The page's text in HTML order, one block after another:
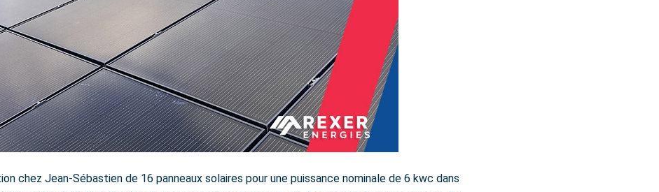
chez Jean-Sébastien de 16 panneaux solaires pour une puissance nominale de 6 kwc dans